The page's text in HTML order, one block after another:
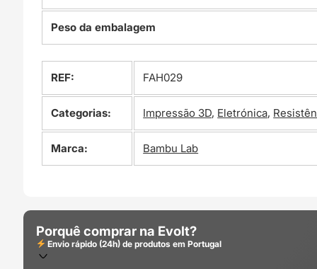
Peso da embalagem
REF: FAH029
Categorias: Impressão 3D, Eletrónica,
Marca: Bambu Lab
Porquê comprar na Evolt?
Envio rápido (24h) de produtos em Portugal